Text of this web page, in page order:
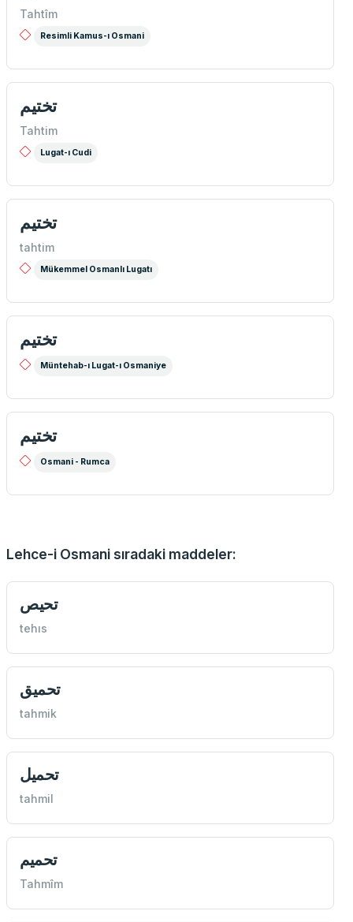
Tahtîm
Resimli Kamus-ı Osmani
تختيم
Tahtim
Lugat-ı Cudi
تختيم
tahtim
Mükemmel Osmanlı Lugatı
تختيم
Müntehab-ı Lugat-ı Osmaniye
تختيم
Osmani - Rumca
Lehce-i Osmani sıradaki maddeler:
تحيص
tehıs
تحميق
tahmik
تحميل
tahmil
تحميم
Tahmîm